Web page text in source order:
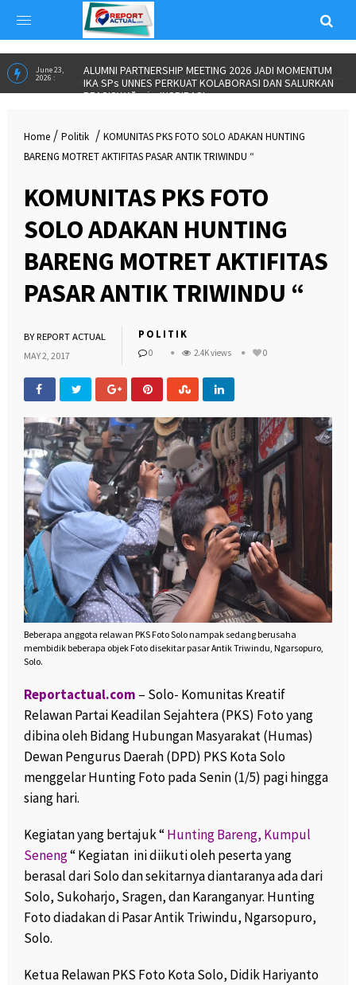
IKA SPs UNNES PERKUAT KOLABORASI DAN SALURKAN
BEASISWA” inINSPIRASI
May 25,
2026 :
UNW GANDENG YAYASAN JATENG MAJENG SARENG
GELAR BOOTCAMP KEPEMIMPINAN ORMAWAinSERBA
SERBI
Home / Politik / KOMUNITAS PKS FOTO SOLO ADAKAN HUNTING
BARENG MOTRET AKTIFITAS PASAR ANTIK TRIWINDU “
KOMUNITAS PKS FOTO
SOLO ADAKAN HUNTING
BARENG MOTRET AKTIFITAS
PASAR ANTIK TRIWINDU “
BYREPORT ACTUAL
MAY 2, 2017
POLITIK
0 2.4K views 0
Beberapa anggota relawan PKS Foto Solo nampak sedang berusaha
membidik beberapa objek Foto disekitar pasar Antik Triwindu, Ngarsopuro,
Solo.
Reportactual.com – Solo- Komunitas Kreatif
Relawan Partai Keadilan Sejahtera (PKS) Foto yang
dibina oleh Bidang Hubungan Masyarakat (Humas)
Dewan Pengurus Daerah (DPD) PKS Kota Solo
menggelar Hunting Foto pada Senin (1/5) pagi hingga
siang hari.
Kegiatan yang bertajuk “Hunting Bareng, Kumpul
Seneng“ Kegiatan ini diikuti oleh peserta yang
berasal dari Solo dan sekitarnya diantaranya ada dari
Solo, Sukoharjo, Sragen, dan Karanganyar. Hunting
Foto diadakan di Pasar Antik Triwindu, Ngarsopuro,
Solo.
Ketua Relawan PKS Foto Kota Solo, Didik Hariyanto